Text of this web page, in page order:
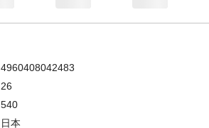
4960408042483
26
540
日本